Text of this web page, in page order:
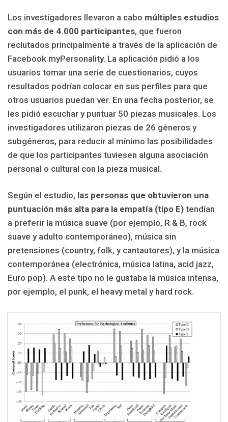
Los investigadores llevaron a cabo múltiples estudios
con más de 4.000 participantes, que fueron
reclutados principalmente a través de la aplicación de
Facebook myPersonality. La aplicación pidió a los
usuarios tomar una serie de cuestionarios, cuyos
resultados podrían colocar en sus perfiles para que
otros usuarios puedan ver. En una fecha posterior, se
les pidió escuchar y puntuar 50 piezas musicales. Los
investigadores utilizaron piezas de 26 géneros y
subgéneros, para reducir al mínimo las posibilidades
de que los participantes tuviesen alguna asociación
personal o cultural con la pieza musical.
Según el estudio, las personas que obtuvieron una
puntuación más alta para la empatía (tipo E) tendían
a preferir la música suave (por ejemplo, R & B, rock
suave y adulto contemporáneo), música sin
pretensiones (country, folk, y cantautores), y la música
contemporánea (electrónica, música latina, acid jazz,
Euro pop). A este tipo no le gustaba la música intensa,
por ejemplo, el punk, el heavy metal y hard rock.